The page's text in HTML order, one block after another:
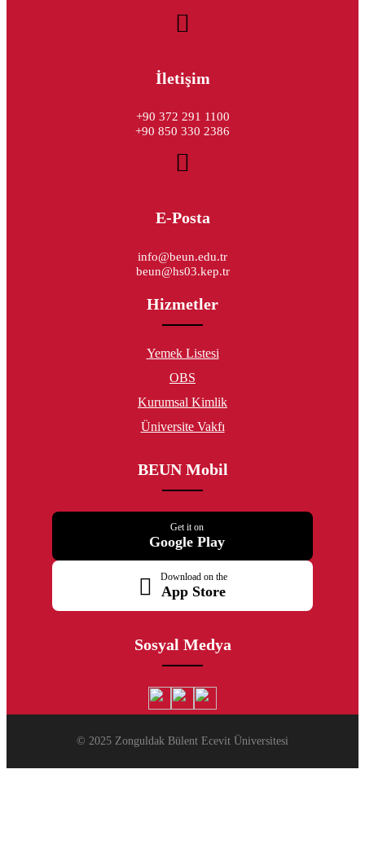
İletişim
+90 372 291 1100
+90 850 330 2386
E-Posta
info@beun.edu.tr
beun@hs03.kep.tr
Hizmetler
Yemek Listesi
OBS
Kurumsal Kimlik
Üniversite Vakfı
BEUN Mobil
Get it on
Google Play
Download on the
App Store
Sosyal Medya
© 2025 Zonguldak Bülent Ecevit Üniversitesi